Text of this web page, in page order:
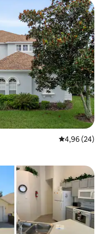
Μέση
4,96 (24)